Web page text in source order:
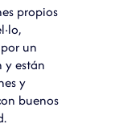
propios
un
y están
y
buenos